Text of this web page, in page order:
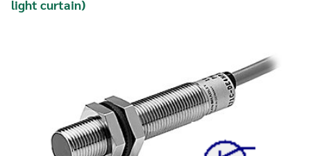
light curtain)